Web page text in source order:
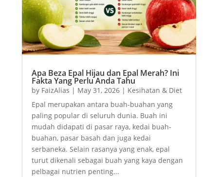
Apa Beza Epal Hijau dan Epal Merah? Ini
Fakta Yang Perlu Anda Tahu
by FaizAlias | May 31, 2026| Kesihatan & Diet
Epal merupakan antara buah-buahan yang
paling popular di seluruh dunia. Buah ini
mudah didapati di pasar raya, kedai buah-
buahan, pasar basah dan juga kedai
serbaneka. Selain rasanya yang enak, epal
turut dikenali sebagai buah yang kaya dengan
pelbagai nutrien penting...